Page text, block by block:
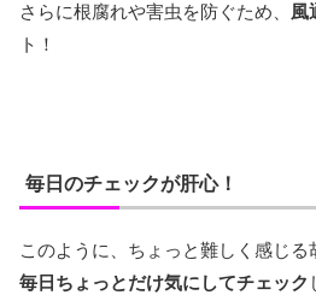
さらに根腐れや害虫を防ぐため、 風
ト！
毎日のチェックが肝心！
このように、ちょっと難しく感じる
毎日ちょっとだけ気にしてチェック